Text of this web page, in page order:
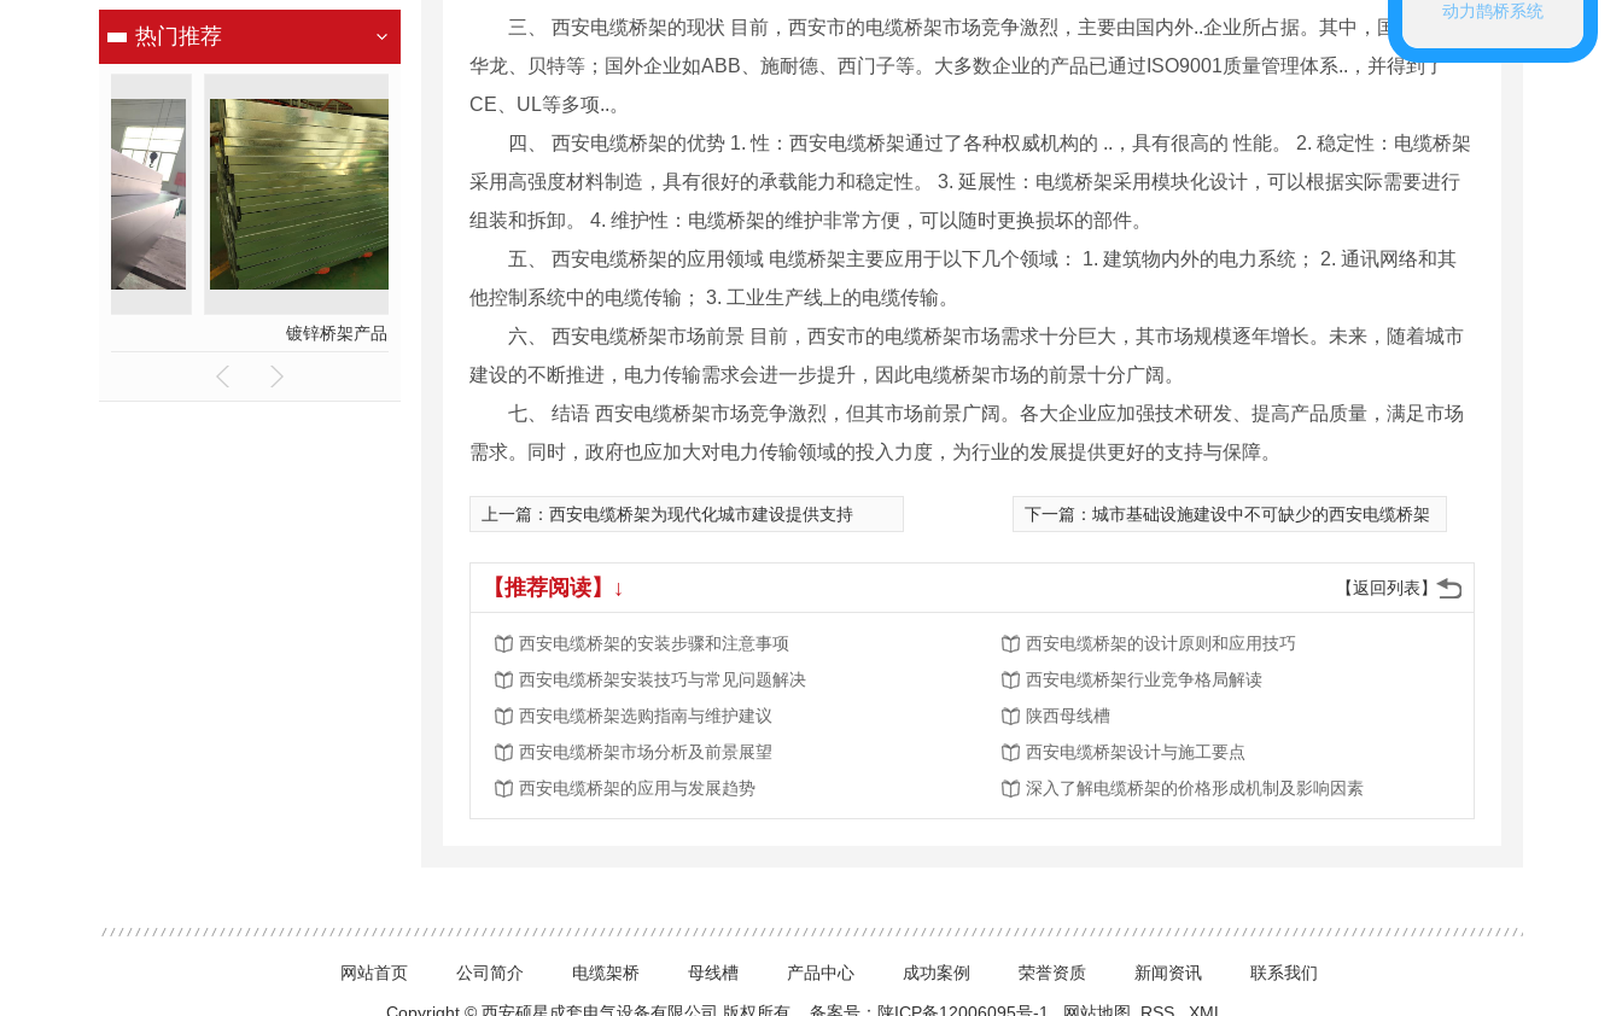
热门推荐
镀锌桥架产品
三、 西安电缆桥架的现状 目前，西安市的电缆桥架市场竞争激烈，主要由国内外..企业所占据。其中，国内企业有
华龙、贝特等；国外企业如ABB、施耐德、西门子等。大多数企业的产品已通过ISO9001质量管理体系..，并得到了
CE、UL等多项..。
四、 西安电缆桥架的优势 1. 性：西安电缆桥架通过了各种权威机构的 ..，具有很高的 性能。 2. 稳定性：电缆桥架
采用高强度材料制造，具有很好的承载能力和稳定性。 3. 延展性：电缆桥架采用模块化设计，可以根据实际需要进行
组装和拆卸。 4. 维护性：电缆桥架的维护非常方便，可以随时更换损坏的部件。
五、 西安电缆桥架的应用领域 电缆桥架主要应用于以下几个领域： 1. 建筑物内外的电力系统； 2. 通讯网络和其
他控制系统中的电缆传输； 3. 工业生产线上的电缆传输。
六、 西安电缆桥架市场前景 目前，西安市的电缆桥架市场需求十分巨大，其市场规模逐年增长。未来，随着城市
建设的不断推进，电力传输需求会进一步提升，因此电缆桥架市场的前景十分广阔。
七、 结语 西安电缆桥架市场竞争激烈，但其市场前景广阔。各大企业应加强技术研发、提高产品质量，满足市场
需求。同时，政府也应加大对电力传输领域的投入力度，为行业的发展提供更好的支持与保障。
上一篇： 西安电缆桥架为现代化城市建设提供支持 下一篇： 城市基础设施建设中不可缺少的西安电缆桥架
【返回列表】
【推荐阅读】↓
西安电缆桥架的安装步骤和注意事项
西安电缆桥架的设计原则和应用技巧
西安电缆桥架安装技巧与常见问题解决
西安电缆桥架行业竞争格局解读
西安电缆桥架选购指南与维护建议
陕西母线槽
西安电缆桥架市场分析及前景展望
西安电缆桥架设计与施工要点
西安电缆桥架的应用与发展趋势
深入了解电缆桥架的价格形成机制及影响因素
网站首页 公司简介 电缆架桥 母线槽 产品中心 成功案例 荣誉资质 新闻资讯 联系我们
动力鹊桥系统